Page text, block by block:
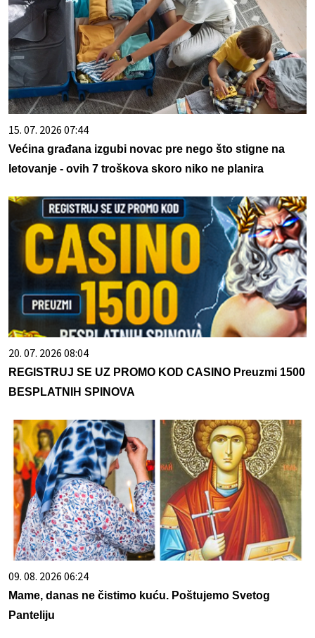
15. 07. 2026 07:44
Većina građana izgubi novac pre nego što stigne na
letovanje - ovih 7 troškova skoro niko ne planira
20. 07. 2026 08:04
REGISTRUJ SE UZ PROMO KOD CASINO Preuzmi 1500
BESPLATNIH SPINOVA
09. 08. 2026 06:24
Mame, danas ne čistimo kuću. Poštujemo Svetog
Panteliju